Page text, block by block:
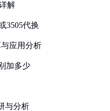
解
3505代换
应用分析
加多少
与分析